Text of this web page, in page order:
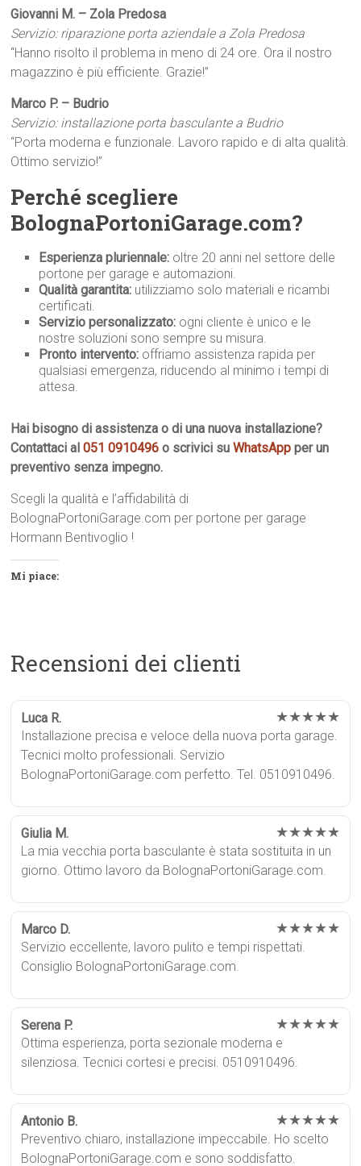
Giovanni M. – Zola Predosa
Servizio: riparazione porta aziendale a Zola Predosa
“Hanno risolto il problema in meno di 24 ore. Ora il nostro
magazzino è più efficiente. Grazie!”
Marco P. – Budrio
Servizio: installazione porta basculante a Budrio
“Porta moderna e funzionale. Lavoro rapido e di alta qualità.
Ottimo servizio!”
Perché scegliere
BolognaPortoniGarage.com?
Esperienza pluriennale: oltre 20 anni nel settore delle
portone per garage e automazioni.
Qualità garantita: utilizziamo solo materiali e ricambi
certificati.
Servizio personalizzato: ogni cliente è unico e le
nostre soluzioni sono sempre su misura.
Pronto intervento: offriamo assistenza rapida per
qualsiasi emergenza, riducendo al minimo i tempi di
attesa.
Hai bisogno di assistenza o di una nuova installazione?
Contattaci al051 0910496 o scrivici suWhatsApp per un
preventivo senza impegno.
Scegli la qualità e l’affidabilità di
BolognaPortoniGarage.com per portone per garage
Hormann Bentivoglio !
Mi piace:
Recensioni dei clienti
Luca R. ★★★★★
Installazione precisa e veloce della nuova porta garage.
Tecnici molto professionali. Servizio
BolognaPortoniGarage.com perfetto. Tel. 0510910496.
Giulia M. ★★★★★
La mia vecchia porta basculante è stata sostituita in un
giorno. Ottimo lavoro da BolognaPortoniGarage.com.
Marco D. ★★★★★
Servizio eccellente, lavoro pulito e tempi rispettati.
Consiglio BolognaPortoniGarage.com.
Serena P. ★★★★★
Ottima esperienza, porta sezionale moderna e
silenziosa. Tecnici cortesi e precisi. 0510910496.
Antonio B. ★★★★★
Preventivo chiaro, installazione impeccabile. Ho scelto
BolognaPortoniGarage.com e sono soddisfatto.